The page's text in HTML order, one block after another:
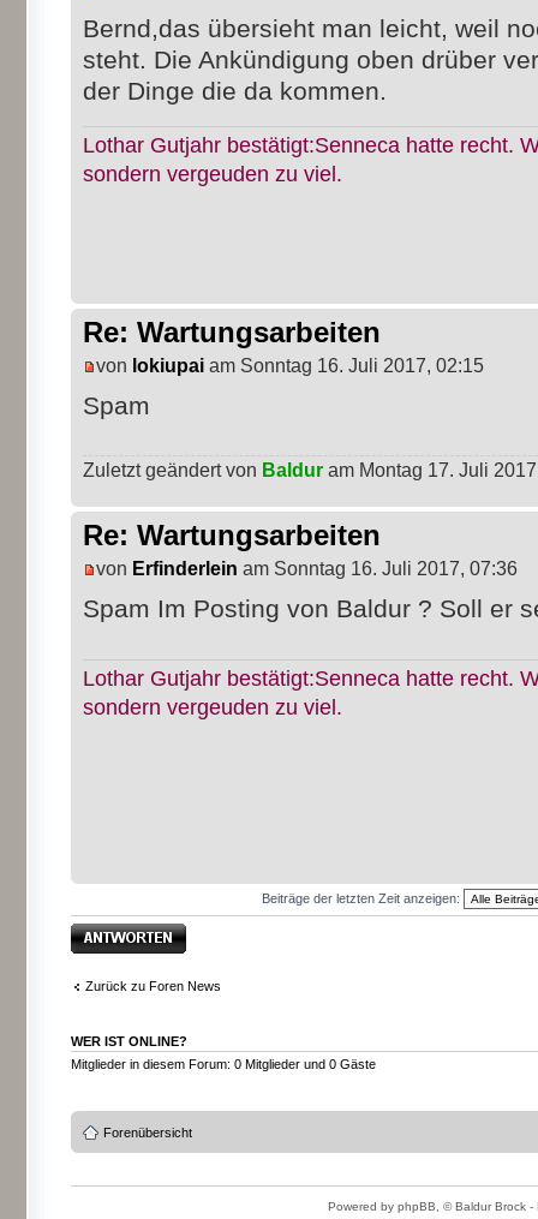
Bernd,das übersieht man leicht, weil
steht. Die Ankündigung oben drüber
der Dinge die da kommen.
Lothar Gutjahr bestätigt:Senneca hatte recht.
sondern vergeuden zu viel.
Re: Wartungsarbeiten
von lokiupai am Sonntag 16. Juli 2017, 02:15
Spam
Zuletzt geändert von Baldur am Montag 17. Juli
Re: Wartungsarbeiten
von Erfinderlein am Sonntag 16. Juli 2017, 07:36
Spam Im Posting von Baldur ? Soll er
Lothar Gutjahr bestätigt:Senneca hatte recht.
sondern vergeuden zu viel.
Beiträge der letzten Zeit anzeigen:
Antwort erstellen
Zurück zu Foren News
WER IST ONLINE?
Mitglieder in diesem Forum: 0 Mitglieder und 0 Gäste
Forenübersicht
Powered by phpBB, © Baldur Brock -